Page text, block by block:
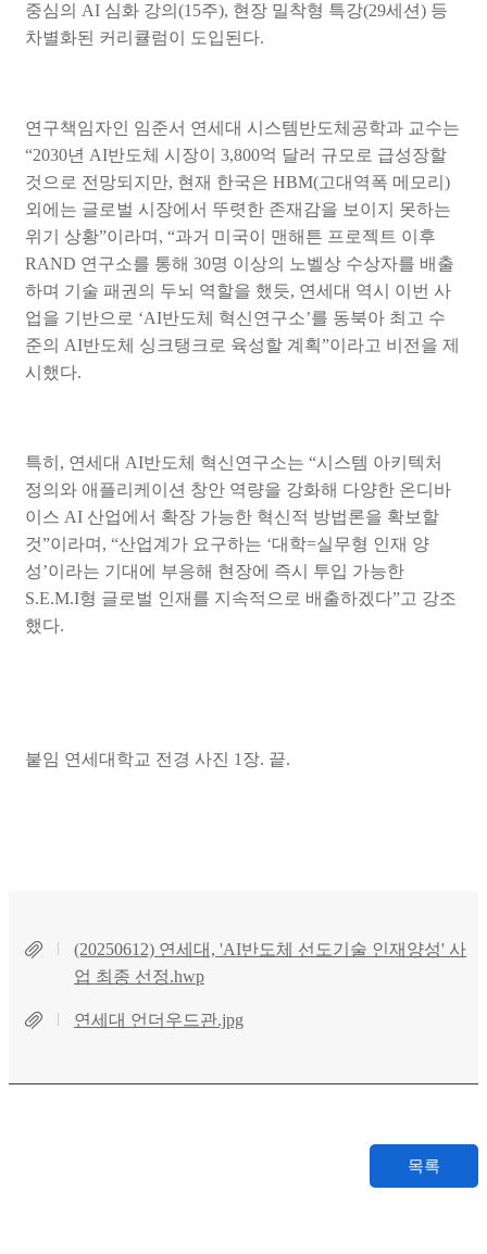
중심의 AI 심화 강의 (15주), 현장 밀착형 특강(29세션) 등
차별화된 커리큘럼이 도입된다.
연구책임자인 임준서 연세대 시스템반도체공학과 교수는
“2030년 AI반도체 시장이 3,800억 달러 규모로 급성장할
것으로 전망되지만, 현재 한국은 HBM(고대역폭 메모리 )
외에는 글로벌 시장에서 뚜렷한 존재감을 보이지 못하는
위기 상황”이라며 , “과거 미국이 맨해튼 프로젝트 이후
RAND 연구소를 통해 30명 이상의 노벨상 수상자를 배출
하며 기술 패권의 두뇌 역할을 했듯, 연세대 역시 이번 사
업을 기반으로 ‘AI반도체 혁신연구소’를 동북아 최고 수
준의 AI반도체 싱크탱크로 육성할 계획”이라고 비전을 제
시했다.
특히 , 연세대 AI반도체 혁신연구소는 “시스템 아키텍처
정의와 애플리케이션 창안 역량을 강화해 다양한 온디바
이스 AI 산업에서 확장 가능한 혁신적 방법론을 확보할
것”이라며 , “산업계가 요구하는 ‘대학=실무형 인재 양
성’이라는 기대에 부응해 현장에 즉시 투입 가능한
S.E.M.I형 글로벌 인재를 지속적으로 배출하겠다”고 강조
했다.
붙임 연세대학교 전경 사진 1 장. 끝.
(20250612) 연세대, 'AI반도체 선도기술 인재양성' 사
업 최종 선정.hwp
연세대 언더우드관.jpg